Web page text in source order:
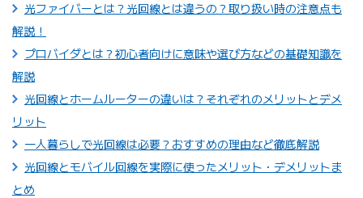
光ファイバーとは？光回線とは違うの？取り扱い時の注意点も
解説！
プロバイダとは？初心者向けに意味や選び方などの基礎知識を
解説
光回線とホームルーターの違いは？それぞれのメリットとデメ
リット
一人暮らしで光回線は必要？おすすめの理由など徹底解説
光回線とモバイル回線を実際に使ったメリット・デメリットま
とめ